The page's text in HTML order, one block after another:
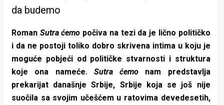
da budemo
Roman Sutra ćemo počiva na tezi da je lično političko
i da ne postoji toliko dobro skrivena intima u koju je
moguće pobjeći od političke stvarnosti i struktura
koje ona nameće. Sutra ćemo nam predstavlja
prekarijat današnje Srbije, Srbije koja se još nije
suočila sa svojim učešćem u ratovima devedesetih,